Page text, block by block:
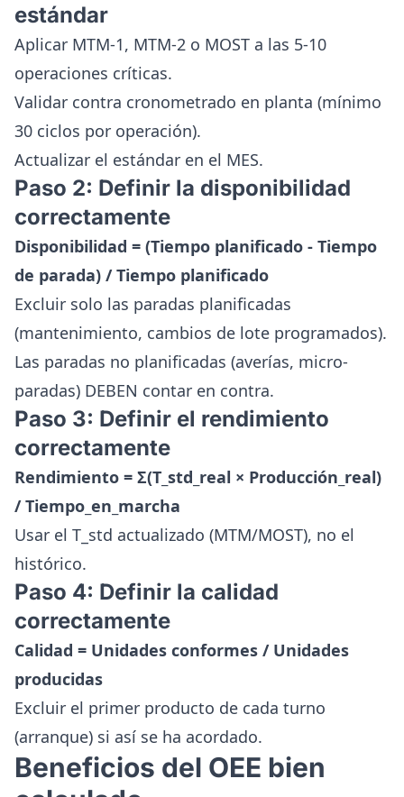
estándar
Aplicar MTM-1, MTM-2 o MOST a las 5-10
operaciones críticas.
Validar contra cronometrado en planta (mínimo
30 ciclos por operación).
Actualizar el estándar en el MES.
Paso 2: Definir la disponibilidad
correctamente
Disponibilidad = (Tiempo planificado - Tiempo
de parada) / Tiempo planificado
Excluir solo las paradas planificadas
(mantenimiento, cambios de lote programados).
Las paradas no planificadas (averías, micro-
paradas) DEBEN contar en contra.
Paso 3: Definir el rendimiento
correctamente
Rendimiento = Σ(T_std_real × Producción_real)
/ Tiempo_en_marcha
Usar el T_std actualizado (MTM/MOST), no el
histórico.
Paso 4: Definir la calidad
correctamente
Calidad = Unidades conformes / Unidades
producidas
Excluir el primer producto de cada turno
(arranque) si así se ha acordado.
Beneficios del OEE bien